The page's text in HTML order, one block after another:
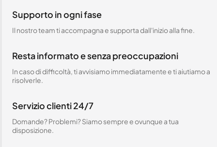
Supporto in ogni fase
Il nostro team ti accompagna e supporta dall'inizio alla fine.
Resta informato e senza preoccupazioni
In caso di difficoltà, ti avvisiamo immediatamente e ti aiutiamo a
risolverle.
Servizio clienti 24/7
Domande? Problemi? Siamo sempre e ovunque a tua
disposizione.